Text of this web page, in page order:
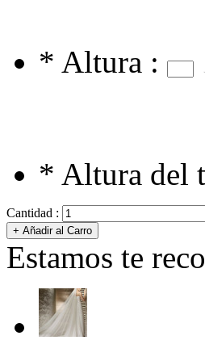
* Altura :
* Altura del
Cantidad :
Estamos te